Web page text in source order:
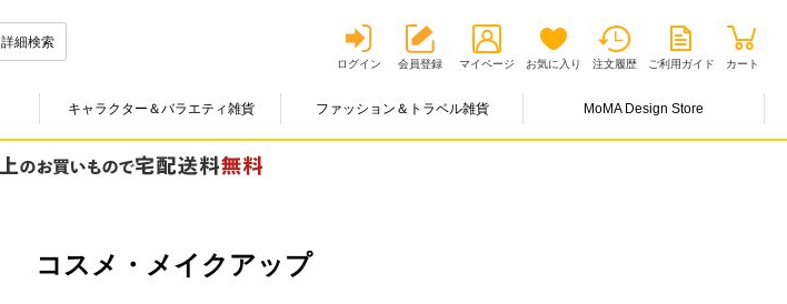
詳細検索
ログイン 会員登録 マイページ お気に入り 注文履歴 ご利用ガイド カート
キャラクター＆バラエティ雑貨 ファッション＆トラベル雑貨 MoMA Design Store
コスメ・メイクアップ